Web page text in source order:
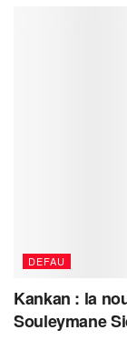
DEFAU
Kankan : la
Souleymane